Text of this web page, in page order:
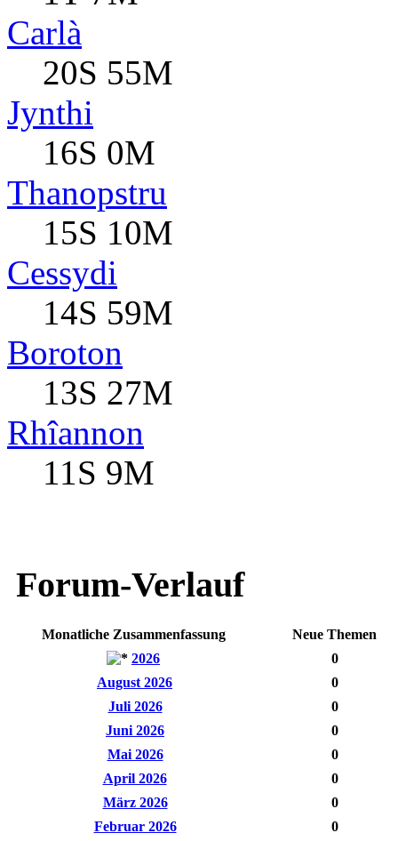
Carlà
20S 55M
Jynthi
16S 0M
Thanopstru
15S 10M
Cessydi
14S 59M
Boroton
13S 27M
Rhîannon
11S 9M
Forum-Verlauf
Monatliche Zusammenfassung
Neue Themen
2026
0
August 2026
0
Juli 2026
0
Juni 2026
0
Mai 2026
0
April 2026
0
März 2026
0
Februar 2026
0